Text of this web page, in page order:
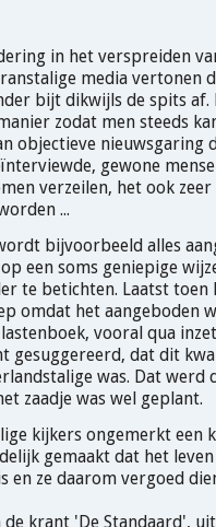
in het verspreiden
media vertonen
bijt dikwijls de spits
zodat men steeds
objectieve nieuwsgaring
gewone
verzeilen, het ook
...
bijvoorbeeld alles
een soms geniepige
te betichten. Laatst toen
omdat het aangeboden
vooral qua
gesuggereerd, dat dit
was. Dat
zaadje was wel geplant.
kijkers ongemerkt een
gemaakt dat het
en ze daarom vergoed
krant 'De Standaard',